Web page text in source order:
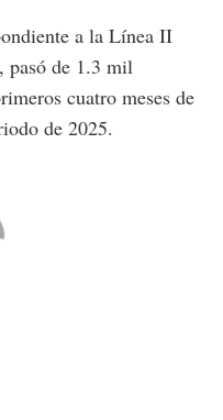
a la Línea II
pasó de 1.3 mil
cuatro meses de
de 2025.